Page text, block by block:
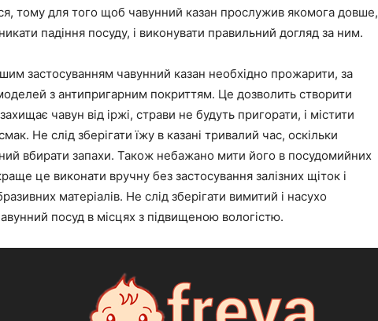
тому для того щоб чавунний казан прослужив якомога довше,
падіння посуду, і виконувати правильний догляд за ним.
застосуванням чавунний казан необхідно прожарити, за
з антипригарним покриттям. Це дозволить створити
чавун від іржі, страви не будуть пригорати, і містити
Не слід зберігати їжу в казані тривалий час, оскільки
вбирати запахи. Також небажано мити його в посудомийних
це виконати вручну без застосування залізних щіток і
матеріалів. Не слід зберігати вимитий і насухо
посуд в місцях з підвищеною вологістю.